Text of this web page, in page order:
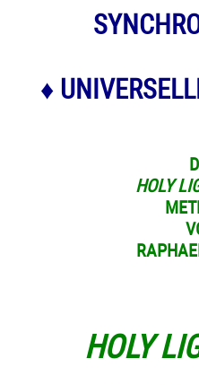
♦
HOLY
HOLY